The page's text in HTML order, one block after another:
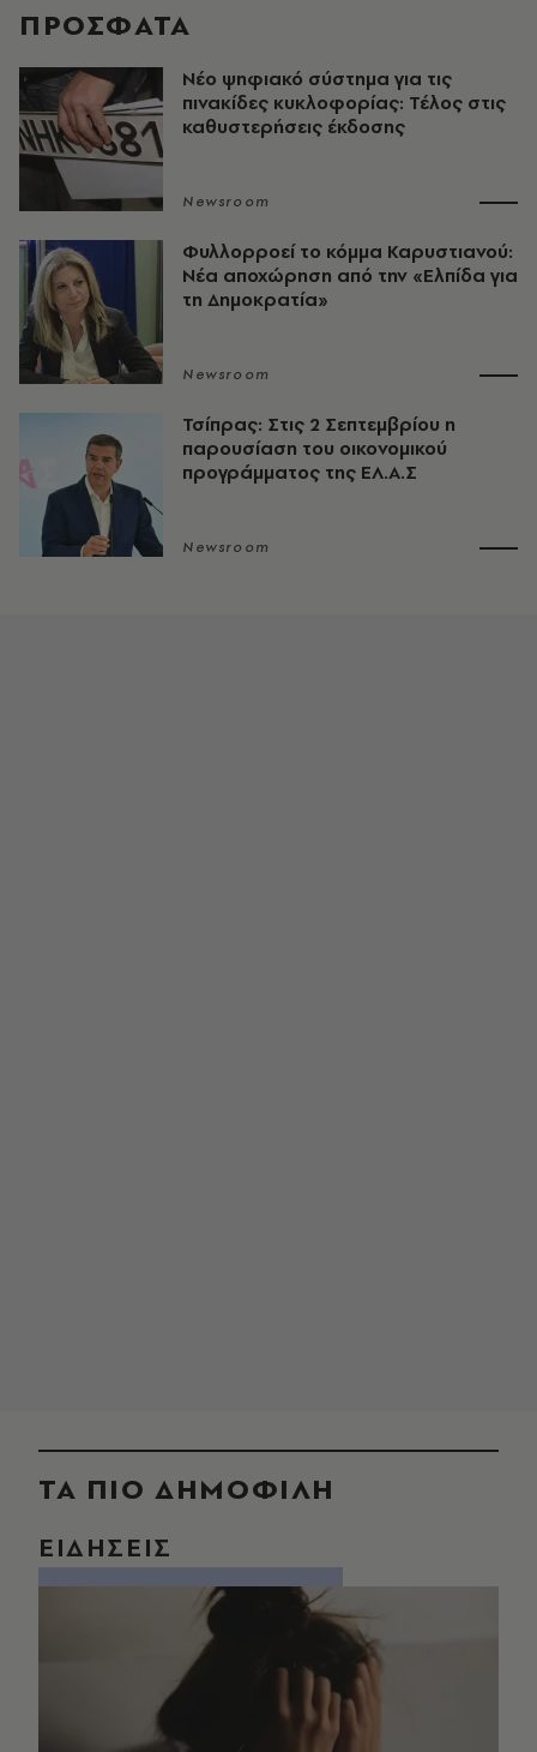
ΠΡΟΣΦΑΤΑ
Νέο ψηφιακό σύστημα για τις
πινακίδες κυκλοφορίας: Τέλος στις
καθυστερήσεις έκδοσης
Newsroom
Φυλλορροεί το κόμμα Καρυστιανού:
Νέα αποχώρηση από την «Ελπίδα για
τη Δημοκρατία»
Newsroom
Τσίπρας: Στις 2 Σεπτεμβρίου η
παρουσίαση του οικονομικού
προγράμματος της ΕΛ.Α.Σ
Newsroom
ΤΑ ΠΙΟ ΔΗΜΟΦΙΛΗ
ΕΙΔΗΣΕΙΣ